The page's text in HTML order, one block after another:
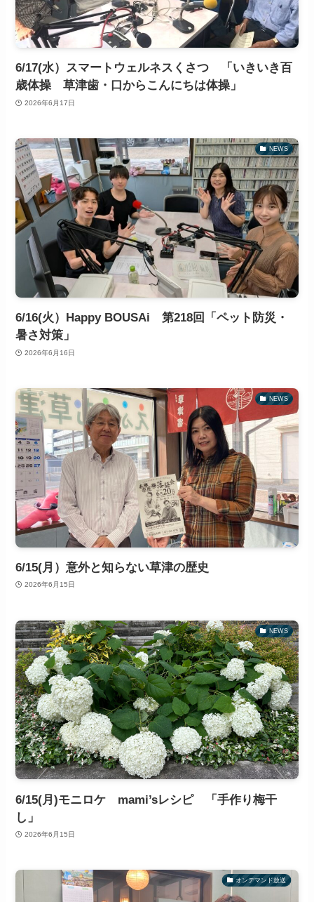
6/17(水）スマートウェルネスくさつ 「いきいき百
歳体操 草津歯・口からこんにちは体操」
2026年6月17日
NEWS
6/16(火）Happy BOUSAi 第218回「ペット防災・
暑さ対策」
2026年6月16日
NEWS
6/15(月）意外と知らない草津の歴史
2026年6月15日
NEWS
6/15(月)モニロケ mami’sレシピ 「手作り梅干
し」
2026年6月15日
オンデマンド放送